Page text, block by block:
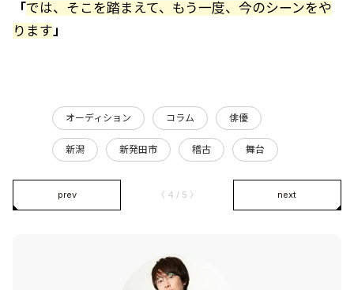
「では、そこを踏まえて、もう一度、今のシーンをや
ります」
オーディション コラム 俳優
新潟 新発田市 稽古 舞台
prev 〈 4 / 5 〉 next